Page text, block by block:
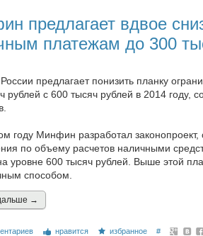
предлагает вдвое
платежам до 300
предлагает понизить планку
рублей с 600 тысяч рублей в 2014 году,
году Минфин разработал законопроект,
по объему расчетов наличными
уровне 600 тысяч рублей. Выше этой
способом.
→
нравится избранное #